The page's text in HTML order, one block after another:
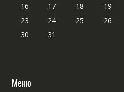
16
17 18 19
23
24 25 26
30
31
Меню